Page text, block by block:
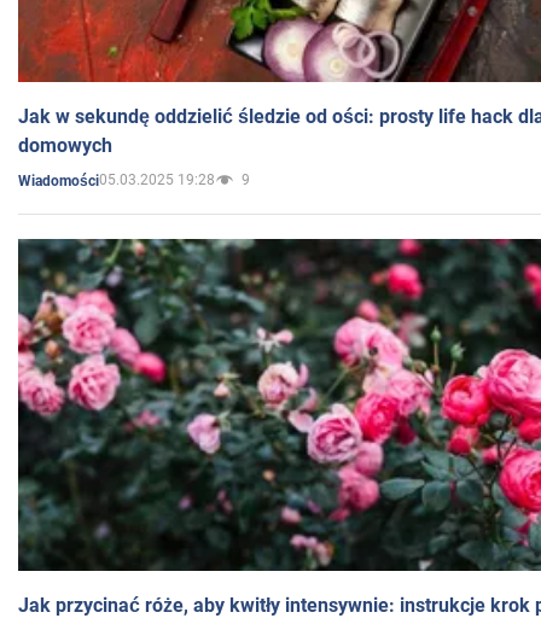
Jak w sekundę oddzielić śledzie od ości: prosty life hack
domowych
Wiadomości05.03.2025 19:28 9
Jak przycinać róże, aby kwitły intensywnie: instrukcje krok